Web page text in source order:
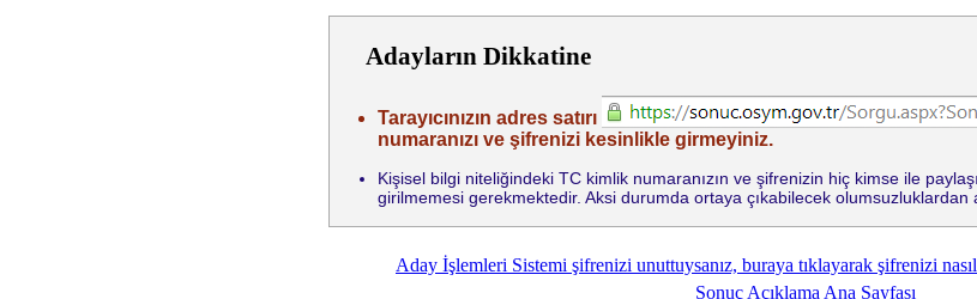
Adayların Dikkatine
Tarayıcınızın adres satırı
numaranızı ve şifrenizi kesinlikle girmeyiniz.
Kişisel bilgi niteliğindeki TC kimlik numaranızın ve şifrenizin hiç kimse ile
girilmemesi gerekmektedir. Aksi durumda ortaya çıkabilecek olumsuzluklardan
Aday İşlemleri Sistemi şifrenizi unuttuysanız, buraya tıklayarak şifrenizi
Sonuç Açıklama Ana Sayfası